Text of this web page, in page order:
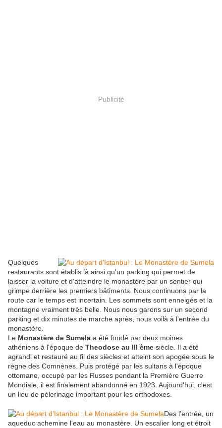
Publicité
Quelques
restaurants sont établis là ainsi qu'un parking qui permet de
laisser la voiture et d'atteindre le monastère par un sentier qui
grimpe derrière les premiers bâtiments. Nous continuons par la
route car le temps est incertain. Les sommets sont enneigés et la
montagne vraiment très belle. Nous nous garons sur un second
parking et dix minutes de marche après, nous voilà à l'entrée du
monastère.
Le Monastère de Sumela a été fondé par deux moines
athéniens à l'époque de Theodose au III ème siècle. Il a été
agrandi et restauré au fil des siècles et atteint son apogée sous le
règne des Comnènes. Puis protégé par les sultans à l'époque
ottomane, occupé par les Russes pendant la Première Guerre
Mondiale, il est finalement abandonné en 1923. Aujourd'hui, c'est
un lieu de pèlerinage important pour les orthodoxes.
Des l'entrée, un
aqueduc achemine l'eau au monastère. Un escalier long et étroit